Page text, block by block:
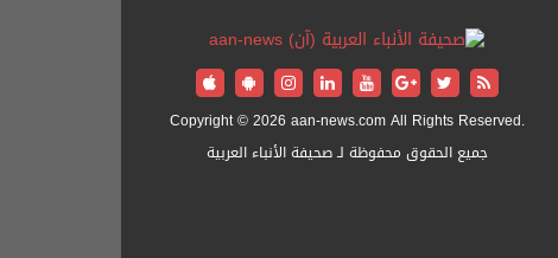
Copyright © 2026 aan-news.com All Rights Reserved.
جميع الحقوق محفوظة لـ صحيفة الأنباء العربية